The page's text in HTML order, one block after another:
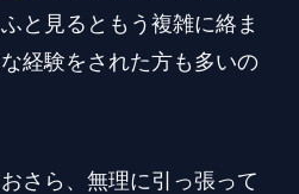
と見るともう複雑に絡ま
経験をされた方も多いの
さら、無理に引っ張って